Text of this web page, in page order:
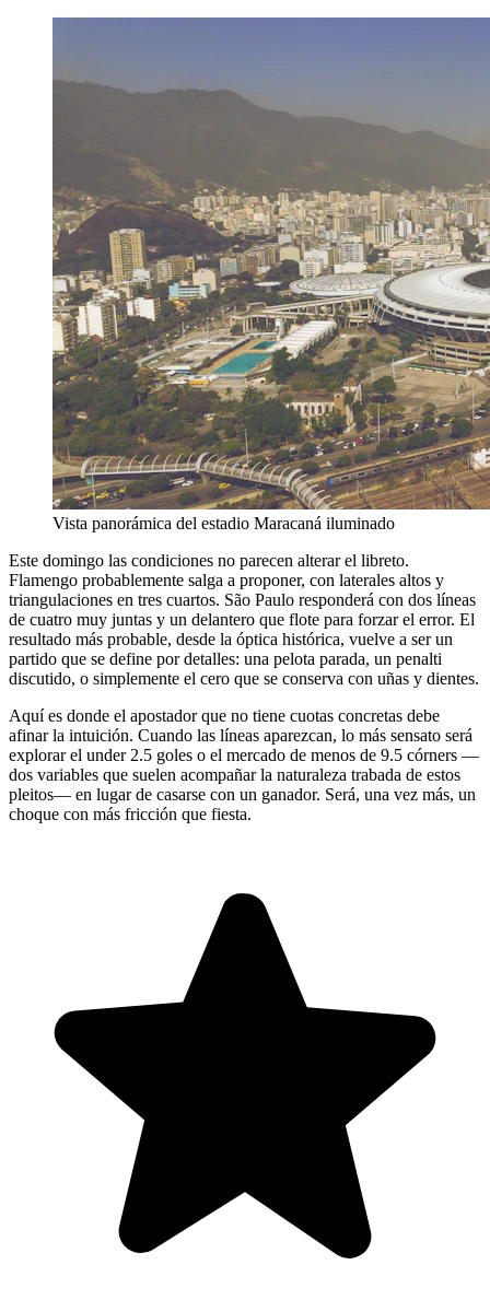
Vista panorámica del estadio Maracaná iluminado
Este domingo las condiciones no parecen alterar el libreto.
Flamengo probablemente salga a proponer, con laterales altos y
triangulaciones en tres cuartos. São Paulo responderá con dos líneas
de cuatro muy juntas y un delantero que flote para forzar el error. El
resultado más probable, desde la óptica histórica, vuelve a ser un
partido que se define por detalles: una pelota parada, un penalti
discutido, o simplemente el cero que se conserva con uñas y dientes.
Aquí es donde el apostador que no tiene cuotas concretas debe
afinar la intuición. Cuando las líneas aparezcan, lo más sensato será
explorar el under 2.5 goles o el mercado de menos de 9.5 córners —
dos variables que suelen acompañar la naturaleza trabada de estos
pleitos— en lugar de casarse con un ganador. Será, una vez más, un
choque con más fricción que fiesta.